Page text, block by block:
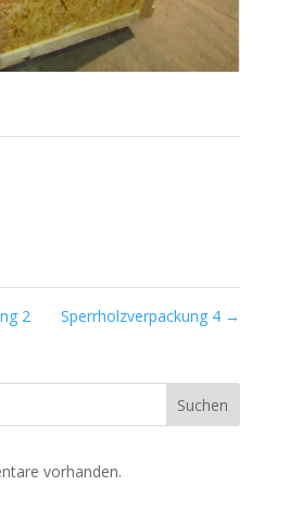
2 Sperrholzverpackung 4 →
Suchen
vorhanden.